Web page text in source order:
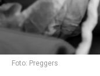
Foto: Preggers